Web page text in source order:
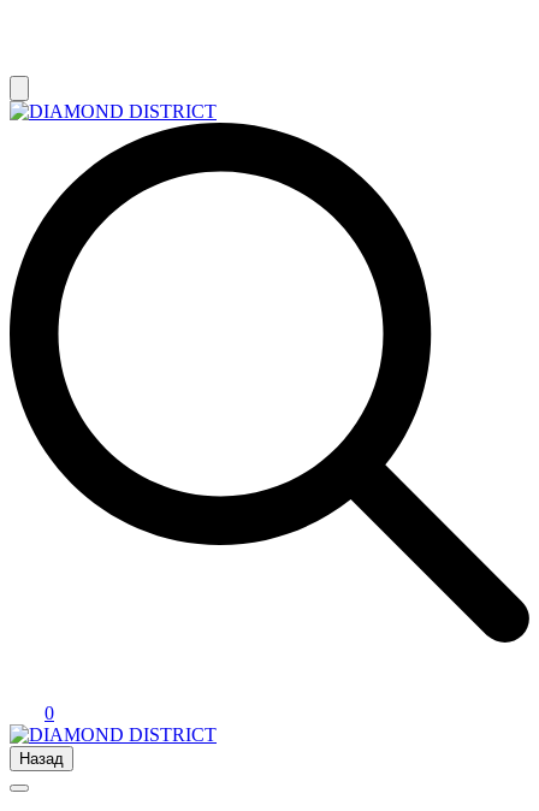
0
Назад